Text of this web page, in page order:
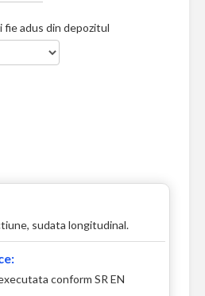
fie adus din depozitul
sudata longitudinal.
conform SR EN